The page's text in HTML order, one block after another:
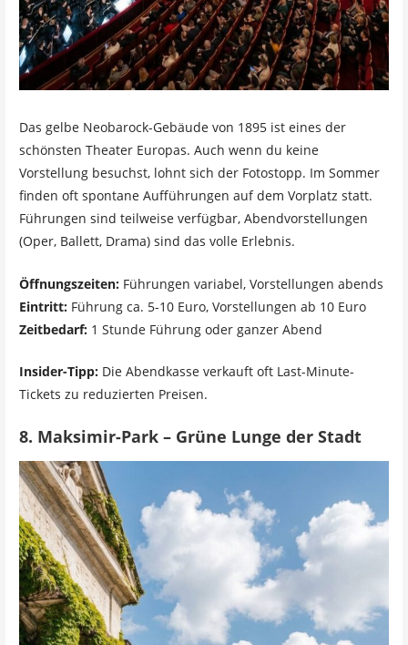
Das gelbe Neobarock-Gebäude von 1895 ist eines der
schönsten Theater Europas. Auch wenn du keine
Vorstellung besuchst, lohnt sich der Fotostopp. Im Sommer
finden oft spontane Aufführungen auf dem Vorplatz statt.
Führungen sind teilweise verfügbar, Abendvorstellungen
(Oper, Ballett, Drama) sind das volle Erlebnis.
Öffnungszeiten:Führungen variabel, Vorstellungen abends
Eintritt:Führung ca. 5-10 Euro, Vorstellungen ab 10 Euro
Zeitbedarf:1 Stunde Führung oder ganzer Abend
Insider-Tipp:Die Abendkasse verkauft oft Last-Minute-
Tickets zu reduzierten Preisen.
8. Maksimir-Park – Grüne Lunge der Stadt